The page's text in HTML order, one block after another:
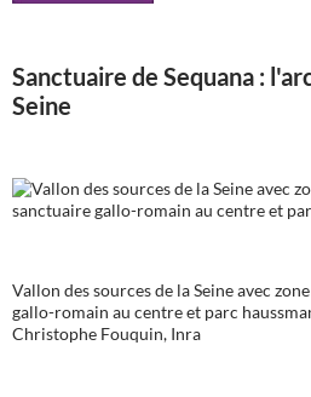
Sanctuaire de Sequana :
Seine
Vallon des sources de la Seine avec
gallo-romain au centre et parc
Christophe Fouquin, Inra